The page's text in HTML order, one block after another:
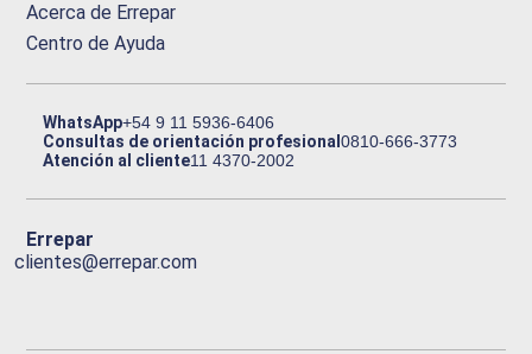
Acerca de Errepar
Centro de Ayuda
WhatsApp+54 9 11 5936-6406
Consultas de orientación profesional0810-666-3773
Atención al cliente11 4370-2002
Errepar
clientes@errepar.com